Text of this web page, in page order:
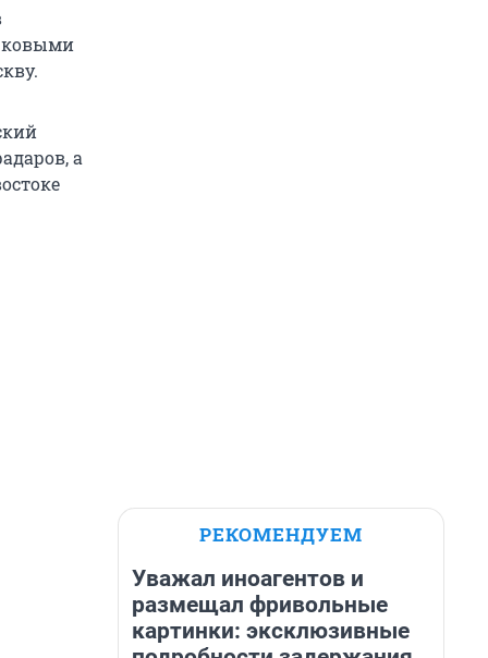
а
РЕКОМЕНДУЕМ
Уважал иноагентов и
размещал фривольные
картинки: эксклюзивные